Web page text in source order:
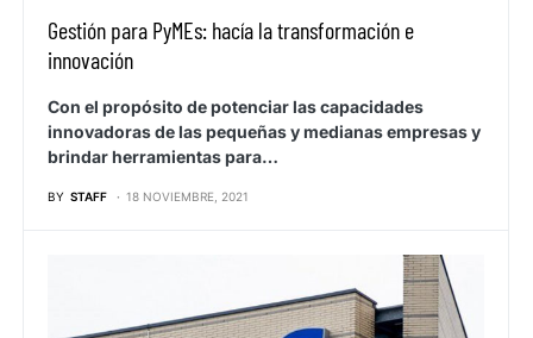
Gestión para PyMEs: hacía la transformación e
innovación
Con el propósito de potenciar las capacidades
innovadoras de las pequeñas y medianas empresas y
brindar herramientas para…
BY STAFF 18 NOVIEMBRE, 2021